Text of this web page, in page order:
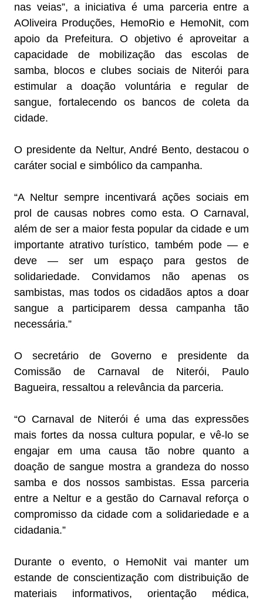
nas veias”, a iniciativa é uma parceria entre a
AOliveira Produções, HemoRio e HemoNit, com
apoio da Prefeitura. O objetivo é aproveitar a
capacidade de mobilização das escolas de
samba, blocos e clubes sociais de Niterói para
estimular a doação voluntária e regular de
sangue, fortalecendo os bancos de coleta da
cidade.
O presidente da Neltur, André Bento, destacou o
caráter social e simbólico da campanha.
“A Neltur sempre incentivará ações sociais em
prol de causas nobres como esta. O Carnaval,
além de ser a maior festa popular da cidade e um
importante atrativo turístico, também pode — e
deve — ser um espaço para gestos de
solidariedade. Convidamos não apenas os
sambistas, mas todos os cidadãos aptos a doar
sangue a participarem dessa campanha tão
necessária.”
O secretário de Governo e presidente da
Comissão de Carnaval de Niterói, Paulo
Bagueira, ressaltou a relevância da parceria.
“O Carnaval de Niterói é uma das expressões
mais fortes da nossa cultura popular, e vê-lo se
engajar em uma causa tão nobre quanto a
doação de sangue mostra a grandeza do nosso
samba e dos nossos sambistas. Essa parceria
entre a Neltur e a gestão do Carnaval reforça o
compromisso da cidade com a solidariedade e a
cidadania.”
Durante o evento, o HemoNit vai manter um
estande de conscientização com distribuição de
materiais informativos, orientação médica,